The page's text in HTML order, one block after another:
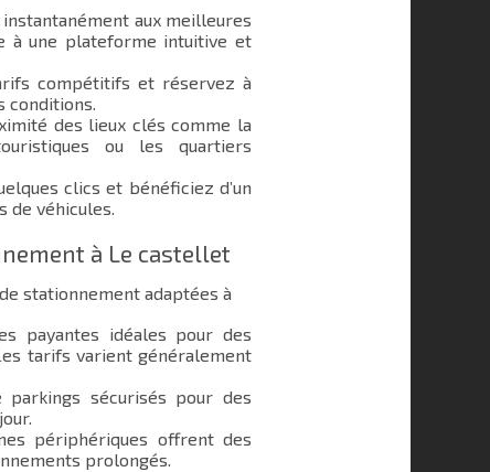
aux meilleures
à une plateforme intuitive et
compétitifs et réservez à
conditions.
des lieux clés comme la
ou les quartiers
clics et bénéficiez d’un
de véhicules.
à Le castellet
stationnement adaptées à
payantes idéales pour des
tarifs varient généralement
sécurisés pour des
périphériques offrent des
prolongés.